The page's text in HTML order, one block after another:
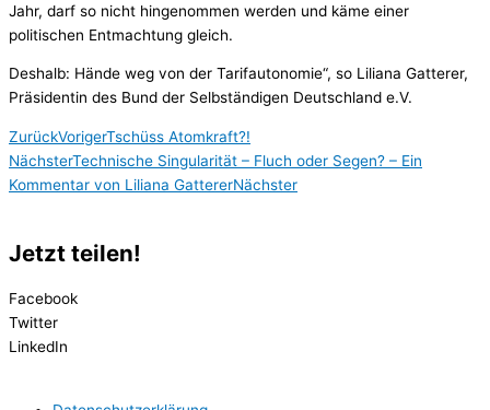
Jahr, darf so nicht hingenommen werden und käme einer
politischen Entmachtung gleich.
Deshalb: Hände weg von der Tarifautonomie“, so Liliana Gatterer,
Präsidentin des Bund der Selbständigen Deutschland e.V.
ZurückVorigerTschüss Atomkraft?!
NächsterTechnische Singularität – Fluch oder Segen? – Ein
Kommentar von Liliana GattererNächster
Jetzt teilen!
Facebook
Twitter
LinkedIn